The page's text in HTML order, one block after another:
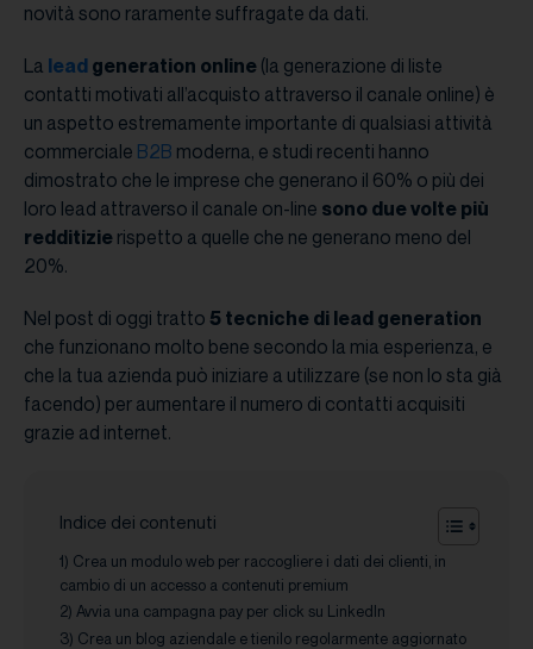
novità sono raramente suffragate da dati.
La lead generation online (la generazione di liste
contatti motivati all’acquisto attraverso il canale online) è
un aspetto estremamente importante di qualsiasi attività
commerciale B2B moderna, e studi recenti hanno
dimostrato che le imprese che generano il 60% o più dei
loro lead attraverso il canale on-line sono due volte più
redditizie rispetto a quelle che ne generano meno del
20%.
Nel post di oggi tratto 5 tecniche di lead generation
che funzionano molto bene secondo la mia esperienza, e
che la tua azienda può iniziare a utilizzare (se non lo sta già
facendo) per aumentare il numero di contatti acquisiti
grazie ad internet.
Indice dei contenuti
1) Crea un modulo web per raccogliere i dati dei clienti, in
cambio di un accesso a contenuti premium
2) Avvia una campagna pay per click su LinkedIn
3) Crea un blog aziendale e tienilo regolarmente aggiornato